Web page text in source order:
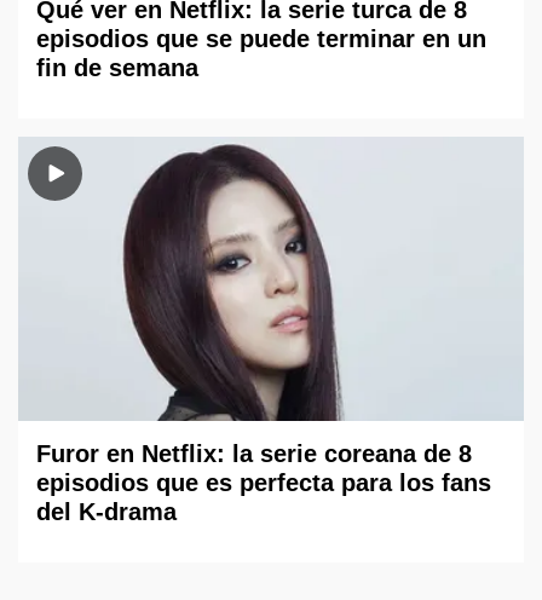
Qué ver en Netflix: la serie turca de 8
episodios que se puede terminar en un
fin de semana
Furor en Netflix: la serie coreana de 8
episodios que es perfecta para los fans
del K-drama